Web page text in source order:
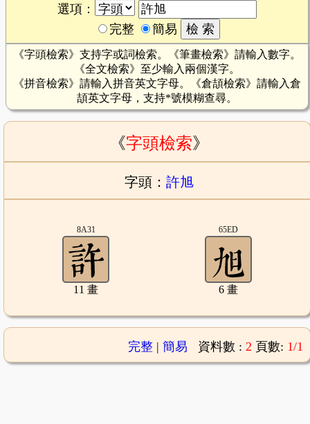
選項：
完整
簡易
《字頭檢索》支持字或詞檢索。《筆畫檢索》請輸入數字。
《全文檢索》至少輸入兩個漢字。
《拼音檢索》請輸入拼音英文字母。《倉頡檢索》請輸入倉
頡英文字母，支持*號模糊查尋。
《字頭檢索》
字頭： 許旭
8A31
11 畫
65ED
6 畫
完整| 簡易 資料數 : 2 頁數: 1/1